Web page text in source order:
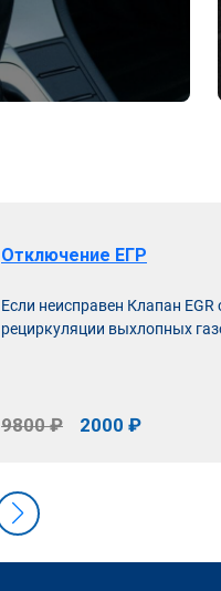
Отключение ЕГР
Если неисправен Клапан EGR
рециркуляции выхлопных
9800 ₽ 2000 ₽